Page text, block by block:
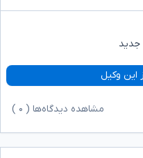
جدید
این وکیل
مشاهده دیدگاه‌ها ( ۰